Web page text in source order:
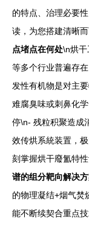
的特点、治理必要
读，为您搭建清晰
点堵点在何处\n烘干
等多个行业普遍存
发性有机物是对主
难腐臭味或刺鼻化
停\n- 残粒积聚造成
效传烘系統装置，
刻掌握烘干廢氳特
谱的组分靶向解决
的物理凝结+烟气焚
能不断续契合重点